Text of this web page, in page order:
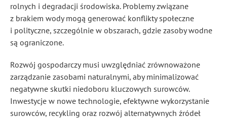
rolnych i degradacji środowiska. Problemy związane
z brakiem wody mogą generować konflikty społeczne
i polityczne, szczególnie w obszarach, gdzie zasoby wodne
są ograniczone.
Rozwój gospodarczy musi uwzględniać zrównoważone
zarządzanie zasobami naturalnymi, aby minimalizować
negatywne skutki niedoboru kluczowych surowców.
Inwestycje w nowe technologie, efektywne wykorzystanie
surowców, recykling oraz rozwój alternatywnych źródeł